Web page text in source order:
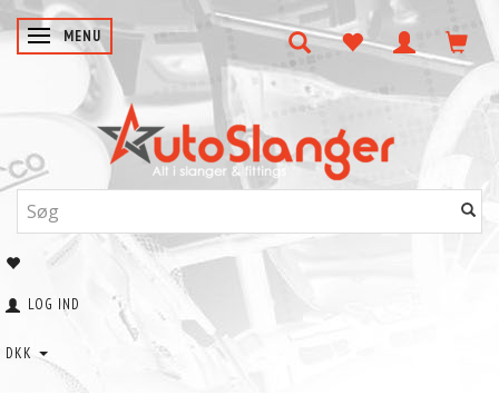
SKIFTE NAVIGATION
MENU
LOG IND
DKK